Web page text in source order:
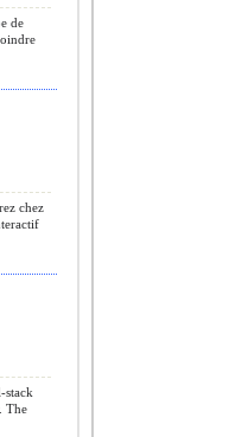
de
chez
stack
The